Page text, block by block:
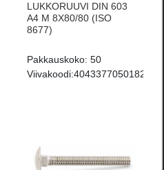
LUKKORUUVI DIN 603
A4 M 8X80/80 (ISO
8677)
Pakkauskoko: 50
Viivakoodi:4043377050182